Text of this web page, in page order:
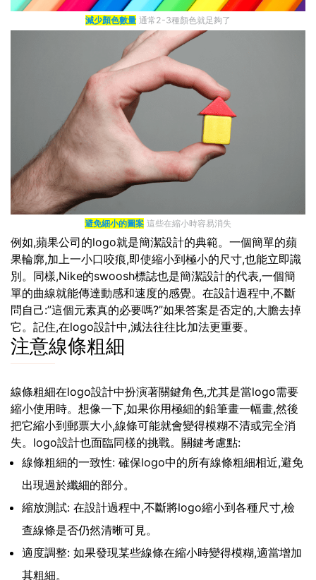
減少顏色數量 通常2-3種顏色就足夠了
避免細小的圖案 這些在縮小時容易消失
例如,蘋果公司的logo就是簡潔設計的典範。一個簡單的蘋
果輪廓,加上一小口咬痕,即使縮小到極小的尺寸,也能立即識
別。同樣,Nike的swoosh標誌也是簡潔設計的代表,一個簡
單的曲線就能傳達動感和速度的感覺。在設計過程中,不斷
問自己:”這個元素真的必要嗎?”如果答案是否定的,大膽去掉
它。記住,在logo設計中,減法往往比加法更重要。
注意線條粗細
線條粗細在logo設計中扮演著關鍵角色,尤其是當logo需要
縮小使用時。想像一下,如果你用極細的鉛筆畫一幅畫,然後
把它縮小到郵票大小,線條可能就會變得模糊不清或完全消
失。logo設計也面臨同樣的挑戰。關鍵考慮點:
線條粗細的一致性: 確保logo中的所有線條粗細相近,避免
出現過於纖細的部分。
縮放測試: 在設計過程中,不斷將logo縮小到各種尺寸,檢
查線條是否仍然清晰可見。
適度調整: 如果發現某些線條在縮小時變得模糊,適當增加
其粗細。